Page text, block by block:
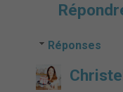
Réponses